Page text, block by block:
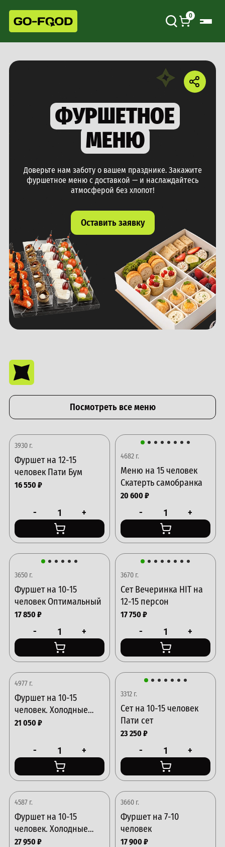
0
ФУРШЕТНОЕ
МЕНЮ
Доверьте нам заботу о вашем празднике. Закажите
фуршетное меню с доставкой — и наслаждайтесь
атмосферой без хлопот!
Оставить заявку
Посмотреть все меню
3930 г.
Фуршет на 12-15
человек Пати Бум
16 550₽
- +
4682 г.
Меню на 15 человек
Скатерть самобранка
20 600₽
- +
3650 г.
Фуршет на 10-15
человек Оптимальный
17 850₽
- +
3670 г.
Сет Вечеринка HIT на
12-15 персон
17 750₽
- +
4977 г.
Фуршет на 10-15
человек. Холодные
закуски
21 050₽
- +
3312 г.
Сет на 10-15 человек
Пати сет
23 250₽
- +
4587 г.
Фуршет на 10-15
человек. Холодные
закуски и десерты №1
27 950₽
3660 г.
Фуршет на 7-10
человек
17 900₽